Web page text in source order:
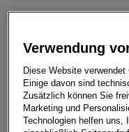
Der brandneue SEAT
ausgezeichnet
trotz neuer,
– die Bestnote
eines der sichersten
Verwendung
Diese Website
Einige davon sind
Zusätzlich können Sie
Marketing und
Technologien helfen uns,